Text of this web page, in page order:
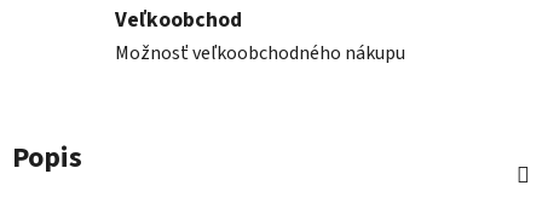
Veľkoobchod
Možnosť veľkoobchodného nákupu
Popis